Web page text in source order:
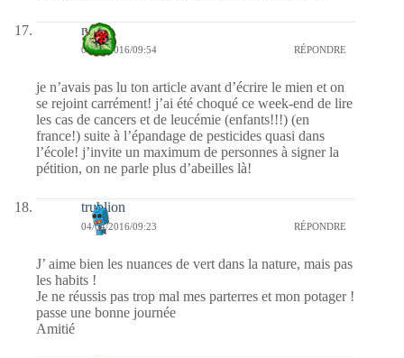
nessa
04/04/2016/09:54 RÉPONDRE
je n’avais pas lu ton article avant d’écrire le mien et on
se rejoint carrément! j’ai été choqué ce week-end de lire
les cas de cancers et de leucémie (enfants!!!) (en
france!) suite à l’épandage de pesticides quasi dans
l’école! j’invite un maximum de personnes à signer la
pétition, on ne parle plus d’abeilles là!
trublion
04/04/2016/09:23 RÉPONDRE
J’ aime bien les nuances de vert dans la nature, mais pas
les habits !
Je ne réussis pas trop mal mes parterres et mon potager !
passe une bonne journée
Amitié